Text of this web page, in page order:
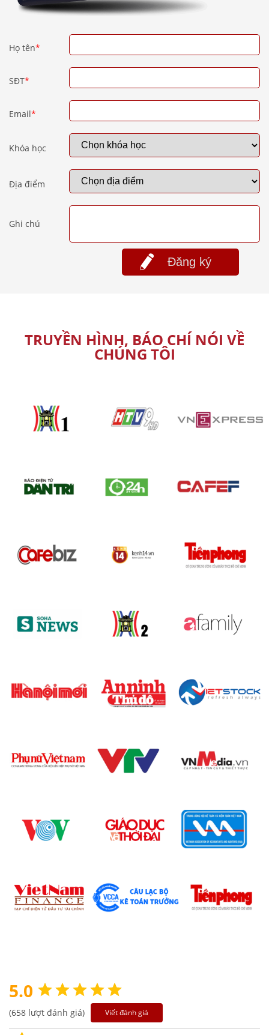
Họ tên*
SĐT*
Email*
Khóa học
Địa điểm
Ghi chú
Đăng ký
TRUYỀN HÌNH, BÁO CHÍ NÓI VỀ
CHÚNG TÔI
5.0
(658 lượt đánh giá) Viết đánh giá